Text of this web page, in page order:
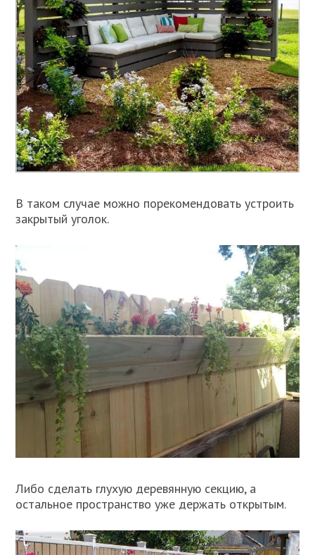
В таком случае можно порекомендовать устроить
закрытый уголок.
Либо сделать глухую деревянную секцию, а
остальное пространство уже держать открытым.